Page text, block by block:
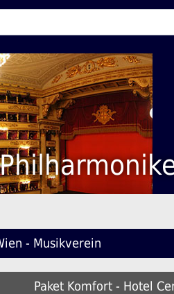
- Musikverein
Paket Komfort - Hotel